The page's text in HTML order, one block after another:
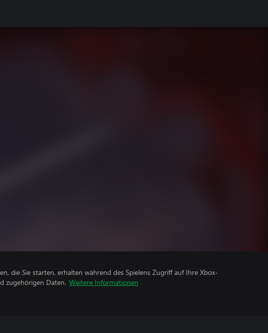
die Sie starten, erhalten während des Spielens Zugriff auf Ihre Xbox-
zugehörigen Daten. Weitere Informationen